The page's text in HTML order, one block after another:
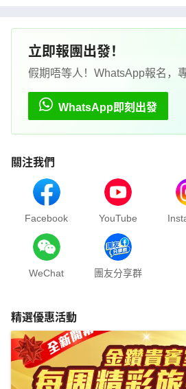
立即報團出發！
假期唔等人！WhatsApp報名，
WhatsApp即刻出發
關注我們
Facebook YouTube
WeChat 團友分享群
精選優惠活動